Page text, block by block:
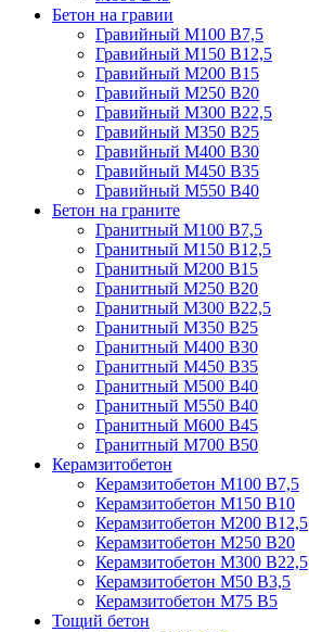
Бетон на гравии
Гравийный М100 В7,5
Гравийный М150 В12,5
Гравийный М200 В15
Гравийный М250 В20
Гравийный М300 В22,5
Гравийный М350 В25
Гравийный М400 В30
Гравийный М450 В35
Гравийный М550 В40
Бетон на граните
Гранитный М100 В7,5
Гранитный М150 В12,5
Гранитный М200 В15
Гранитный М250 В20
Гранитный М300 В22,5
Гранитный М350 В25
Гранитный М400 В30
Гранитный М450 В35
Гранитный М500 В40
Гранитный М550 В40
Гранитный М600 В45
Гранитный М700 В50
Керамзитобетон
Керамзитобетон М100 В7,5
Керамзитобетон М150 В10
Керамзитобетон М200 В12,5
Керамзитобетон М250 В20
Керамзитобетон М300 В22,5
Керамзитобетон М50 В3,5
Керамзитобетон М75 В5
Тощий бетон